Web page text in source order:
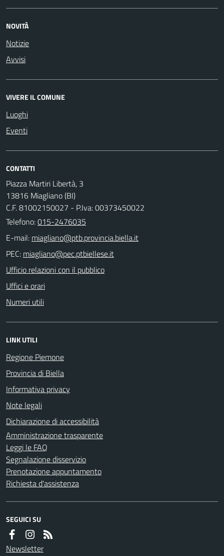
NOVITÀ
Notizie
Avvisi
VIVERE IL COMUNE
Luoghi
Eventi
CONTATTI
Piazza Martiri Libertà, 3
13816 Miagliano (BI)
C.F. 81002150027 - P.Iva: 00373450022
Telefono:015-2476035
E-mail:
PEC:
Ufficio relazioni con il pubblico
Uffici e orari
Numeri utili
LINK UTILI
Regione Piemone
Provincia di Biella
Informativa privacy
Note legali
Dichiarazione di accessibilità
Amministrazione trasparente
Leggi le FAQ
Segnalazione disservizio
Prenotazione appuntamento
Richiesta d'assistenza
SEGUICI SU
Newsletter